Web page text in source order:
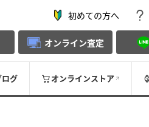
初めての方へ
オンライン査定
ログ オンラインストア